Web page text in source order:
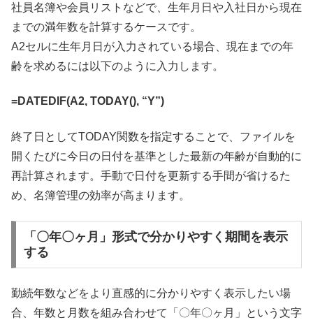
社員名簿や会員リストなどで、生年月日や入社日から現在
までの満年数を計算するケースです。
A2セルに生年月日が入力されている場合、現在までの年
齢を求めるには以下のように入力します。
=DATEDIF(A2, TODAY(), “Y”)
終了日としてTODAY関数を指定することで、ファイルを
開くたびに今日の日付を基準とした最新の年齢が自動的に
再計算されます。手動で日付を更新する手間が省けるた
め、名簿管理の効率が高まります。
「〇年〇ヶ月」形式で分かりやすく期間を表示
する
勤続年数などをより直感的に分かりやすく表示したい場
合、年数と月数を組み合わせて「〇年〇ヶ月」という文字